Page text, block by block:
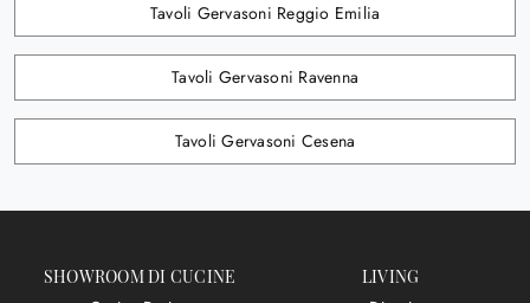
Tavoli Gervasoni Reggio Emilia
Tavoli Gervasoni Ravenna
Tavoli Gervasoni Cesena
SHOWROOM DI CUCINE
LIVING